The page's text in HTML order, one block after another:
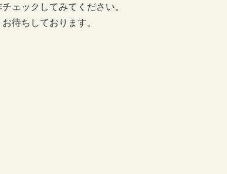
ェックしてみてください。
待ちしております。